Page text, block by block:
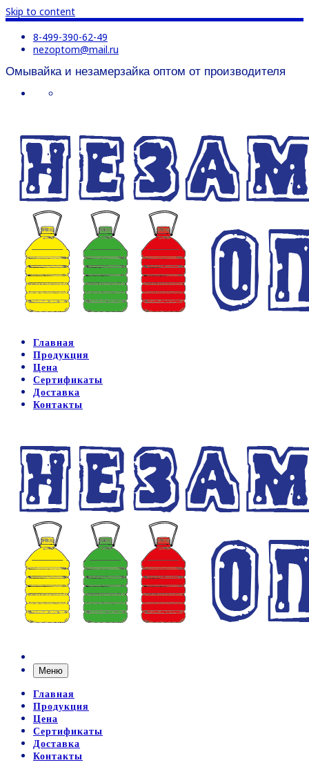
Skip to content
8-499-390-62-49
nezoptom@mail.ru
Омывайка и незамерзайка оптом от производителя
Главная
Продукция
Цена
Сертификаты
Доставка
Контакты
Меню
Главная
Продукция
Цена
Сертификаты
Доставка
Контакты